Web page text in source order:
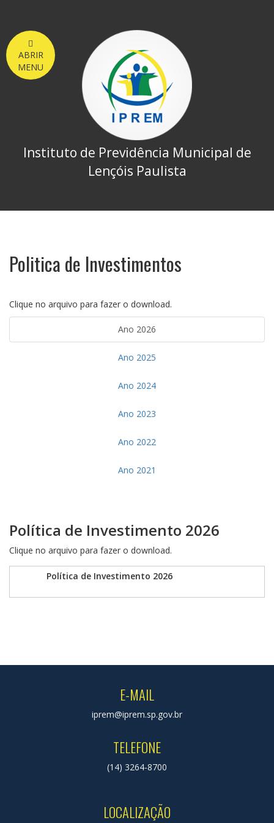
ABRIR
MENU
Instituto de Previdência Municipal de
Lençóis Paulista
Politica de Investimentos
Clique no arquivo para fazer o download.
Ano 2026
Ano 2025
Ano 2024
Ano 2023
Ano 2022
Ano 2021
Política de Investimento 2026
Clique no arquivo para fazer o download.
Política de Investimento 2026
E-MAIL
iprem@iprem.sp.gov.br
TELEFONE
(14) 3264-8700
LOCALIZAÇÃO